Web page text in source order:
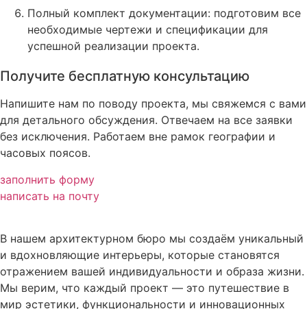
Полный комплект документации: подготовим все
необходимые чертежи и спецификации для
успешной реализации проекта.
Получите бесплатную консультацию
Напишите нам по поводу проекта, мы свяжемся с вами
для детального обсуждения. Отвечаем на все заявки
без исключения. Работаем вне рамок географии и
часовых поясов.
заполнить форму
написать на почту
В нашем архитектурном бюро мы создаём уникальный
и вдохновляющие интерьеры, которые становятся
отражением вашей индивидуальности и образа жизни.
Мы верим, что каждый проект — это путешествие в
мир эстетики, функциональности и инновационных